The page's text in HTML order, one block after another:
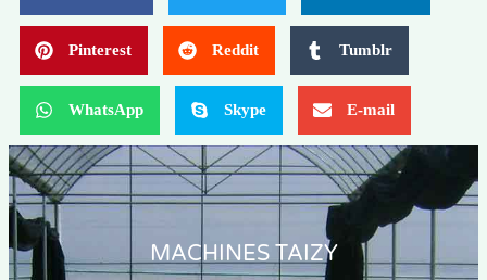
Pinterest Reddit Tumblr
WhatsApp Skype E-mail
MACHINES TAIZY